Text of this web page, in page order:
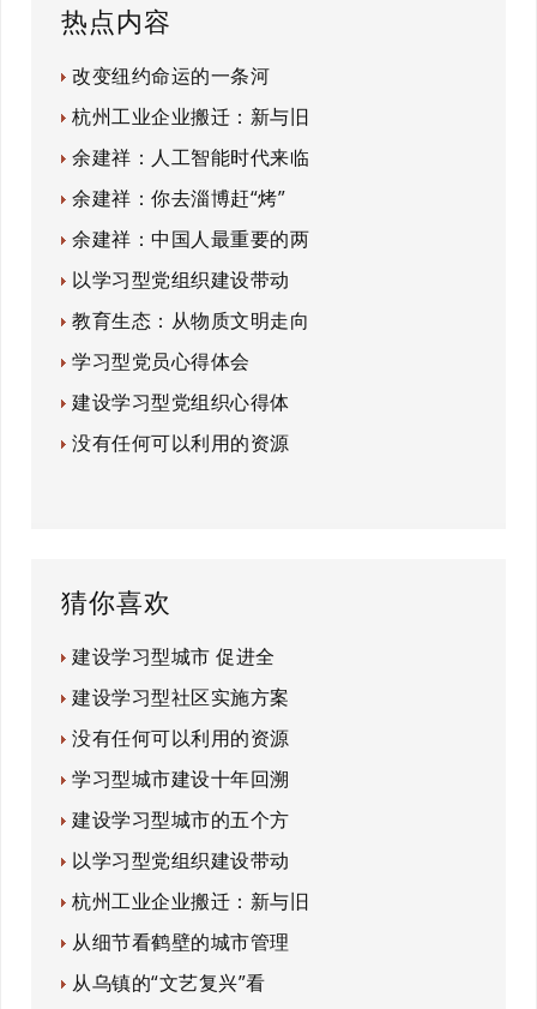
热点内容
改变纽约命运的一条河
杭州工业企业搬迁：新与旧
余建祥：人工智能时代来临
余建祥：你去淄博赶“烤”
余建祥：中国人最重要的两
以学习型党组织建设带动
教育生态：从物质文明走向
学习型党员心得体会
建设学习型党组织心得体
没有任何可以利用的资源
猜你喜欢
建设学习型城市 促进全
建设学习型社区实施方案
没有任何可以利用的资源
学习型城市建设十年回溯
建设学习型城市的五个方
以学习型党组织建设带动
杭州工业企业搬迁：新与旧
从细节看鹤壁的城市管理
从乌镇的“文艺复兴”看